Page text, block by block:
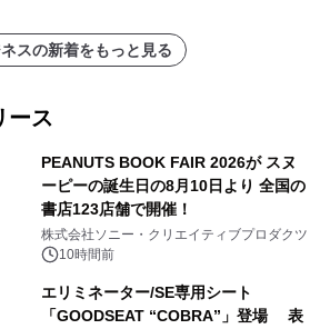
スの新着をもっと見る
ース
PEANUTS BOOK FAIR 2026が スヌ
ーピーの誕生日の8月10日より 全国の
書店123店舗で開催！
株式会社ソニー・クリエイティブプロダクツ
10時間前
エリミネーター/SE専用シート
「GOODSEAT “COBRA”」登場 表